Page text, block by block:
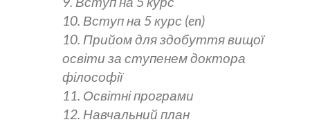
10. Вступ на 5 курс (en)
10. Прийом для здобуття вищої
освіти за ступенем доктора
філософії
11. Освітні програми
12. Навчальний план